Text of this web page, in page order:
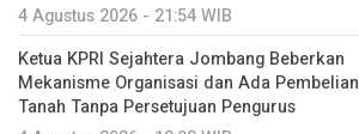
4 Agustus 2026 - 21:54 WIB
Ketua KPRI Sejahtera Jombang Beberkan
Mekanisme Organisasi dan Ada Pembelian
Tanah Tanpa Persetujuan Pengurus